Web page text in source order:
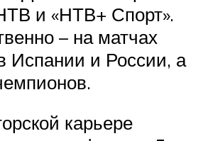
и «НТВ+ Спорт».
– на матчах
Испании и России, а
карьере